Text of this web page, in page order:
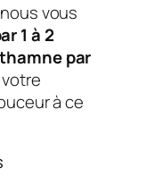
vous
1 à 2
par
à ce